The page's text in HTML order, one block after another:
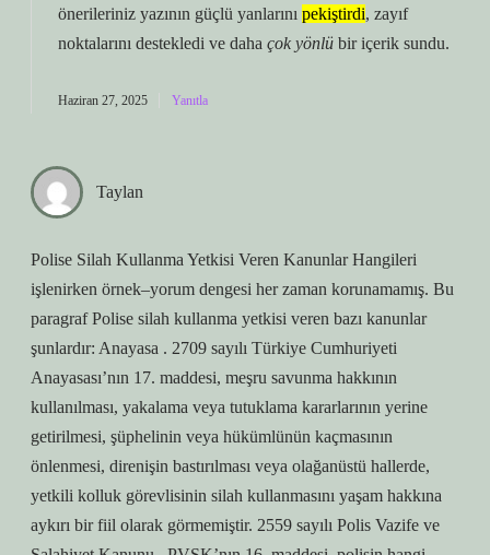
önerileriniz yazının güçlü yanlarını pekiştirdi, zayıf
noktalarını destekledi ve daha çok yönlü bir içerik sundu.
Haziran 27, 2025 Yanıtla
Taylan
Polise Silah Kullanma Yetkisi Veren Kanunlar Hangileri
işlenirken örnek–yorum dengesi her zaman korunamamış. Bu
paragraf Polise silah kullanma yetkisi veren bazı kanunlar
şunlardır: Anayasa . 2709 sayılı Türkiye Cumhuriyeti
Anayasası’nın 17. maddesi, meşru savunma hakkının
kullanılması, yakalama veya tutuklama kararlarının yerine
getirilmesi, şüphelinin veya hükümlünün kaçmasının
önlenmesi, direnişin bastırılması veya olağanüstü hallerde,
yetkili kolluk görevlisinin silah kullanmasını yaşam hakkına
aykırı bir fiil olarak görmemiştir. 2559 sayılı Polis Vazife ve